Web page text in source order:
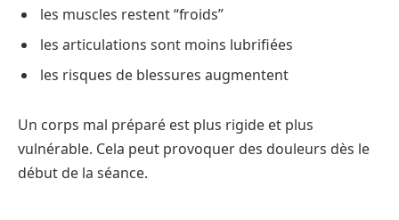
les muscles restent “froids”
les articulations sont moins lubrifiées
les risques de blessures augmentent
Un corps mal préparé est plus rigide et plus
vulnérable. Cela peut provoquer des douleurs dès le
début de la séance.